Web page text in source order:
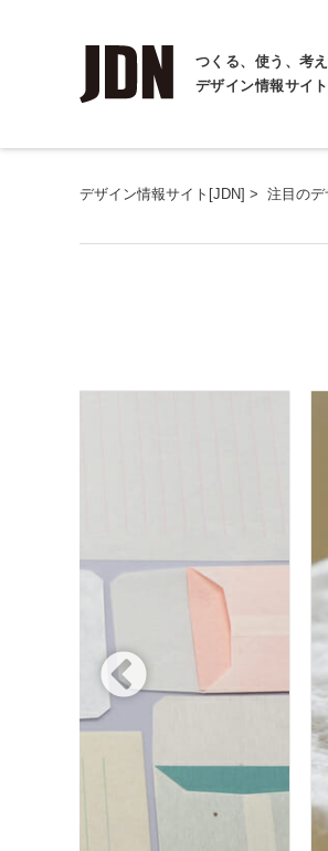
つくる、使う、考
デザイン情報サイト
デザイン情報サイト[JDN] > 注目のデ